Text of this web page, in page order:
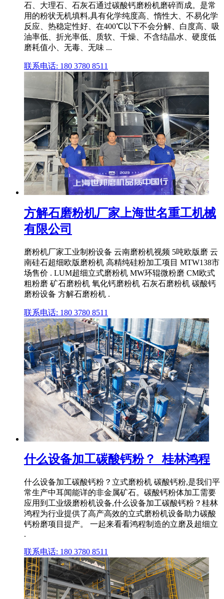
石、大理石、石灰石通过碳酸钙磨粉机磨碎而成。是常
用的粉状无机填料,具有化学纯度高、惰性大、不易化学
反应、热稳定性好、在400℃以下不会分解、白度高、吸
油率低、折光率低、质软、干燥、不含结晶水、硬度低
磨耗值小、无毒、无味 ...
联系电话: 180 3780 8511
方解石磨粉机厂家上海世名重工机械
有限公司
磨粉机厂家工业制粉设备 云南磨粉机视频 5吨欧版磨 云
南硅石超细欧版磨粉机 高精纯硅粉加工项目 MTW138市
场售价 . LUM超细立式磨粉机 MW环辊微粉磨 CM欧式
粗粉磨 矿石磨粉机 氧化钙磨粉机 石灰石磨粉机 碳酸钙
磨粉设备 方解石磨粉机 .
联系电话: 180 3780 8511
什么设备加工碳酸钙粉？_桂林鸿程
什么设备加工碳酸钙粉？立式磨粉机 碳酸钙粉,是我们平
常生产中耳闻能详的非金属矿石。碳酸钙粉体加工需要
应用到工业级磨粉机设备,什么设备加工碳酸钙粉？桂林
鸿程为行业提供了高产高效的立式磨粉机设备助力碳酸
钙粉磨项目提产。 一起来看看鸿程制造的立磨及超细立
.
联系电话: 180 3780 8511